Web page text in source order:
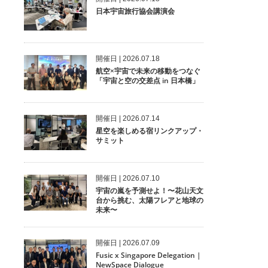
日本宇宙旅行協会講演会
開催⽇ | 2026.07.18
航空×宇宙で未来の移動をつなぐ
「宇宙と空の交差点 in 日本橋」
開催⽇ | 2026.07.14
星空を楽しめる宿リンクアップ・
サミット
開催⽇ | 2026.07.10
宇宙の嵐を予測せよ！〜花山天文
台から挑む、太陽フレアと地球の
未来〜
開催⽇ | 2026.07.09
Fusic x Singapore Delegation |
NewSpace Dialogue